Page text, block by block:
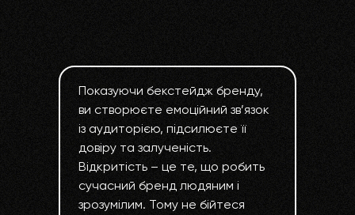
Показуючи бекстейдж бренду,
ви створюєте емоційний зв’язок
із аудиторією, підсилюєте її
довіру та залученість.
Відкритість – це те, що робить
сучасний бренд людяним і
зрозумілим. Тому не бійтеся